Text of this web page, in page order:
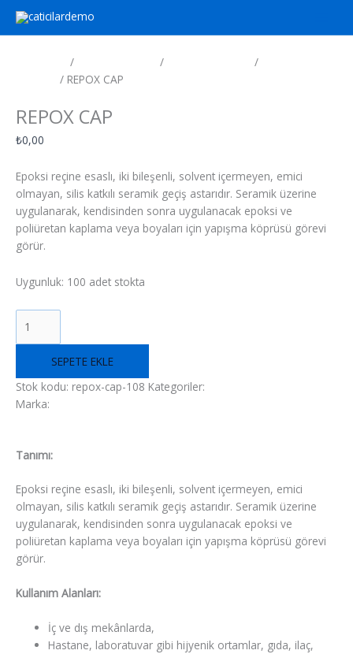
İçeriğe
atla
/ / /
/ REPOX CAP
REPOX CAP
₺0,00
Epoksi reçine esaslı, iki bileşenli, solvent içermeyen, emici
olmayan, silis katkılı seramik geçiş astarıdır. Seramik üzerine
uygulanarak, kendisinden sonra uygulanacak epoksi ve
poliüretan kaplama veya boyaları için yapışma köprüsü görevi
görür.
Uygunluk: 100 adet stokta
REPOX
CAP
SEPETE EKLE
Stok kodu: repox-cap-108 Kategoriler:
Marka:
Tanımı:
Epoksi reçine esaslı, iki bileşenli, solvent içermeyen, emici
olmayan, silis katkılı seramik geçiş astarıdır. Seramik üzerine
uygulanarak, kendisinden sonra uygulanacak epoksi ve
poliüretan kaplama veya boyaları için yapışma köprüsü görevi
görür.
Kullanım Alanları:
İç ve dış mekânlarda,
Hastane, laboratuvar gibi hijyenik ortamlar, gıda, ilaç,